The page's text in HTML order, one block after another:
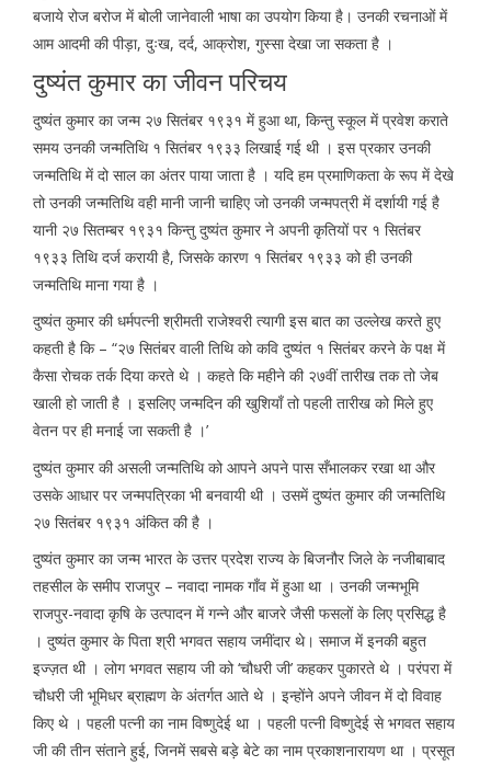
बजाये रोज बरोज में बोली जानेवाली भाषा का उपयोग किया है। उनकी रचनाओं में
आम आदमी की पीड़ा, दुःख, दर्द, आक्रोश, गुस्सा देखा जा सकता है ।
दुष्यंत कुमार का जीवन परिचय
दुष्यंत कुमार का जन्म २७ सितंबर १९३१ में हुआ था, किन्तु स्कूल में प्रवेश कराते
समय उनकी जन्मतिथि १ सितंबर १९३३ लिखाई गई थी । इस प्रकार उनकी
जन्मतिथि में दो साल का अंतर पाया जाता है । यदि हम प्रमाणिकता के रूप में देखे
तो उनकी जन्मतिथि वही मानी जानी चाहिए जो उनकी जन्मपत्री में दर्शायी गई है
यानी २७ सितम्बर १९३१ किन्तु दुष्यंत कुमार ने अपनी कृतियों पर १ सितंबर
१९३३ तिथि दर्ज करायी है, जिसके कारण १ सितंबर १९३३ को ही उनकी
जन्मतिथि माना गया है ।
दुष्यंत कुमार की धर्मपत्नी श्रीमती राजेश्वरी त्यागी इस बात का उल्लेख करते हुए
कहती है कि – “२७ सितंबर वाली तिथि को कवि दुष्यंत १ सितंबर करने के पक्ष में
कैसा रोचक तर्क दिया करते थे । कहते कि महीने की २७वीं तारीख तक तो जेब
खाली हो जाती है । इसलिए जन्मदिन की खुशियाँ तो पहली तारीख को मिले हुए
वेतन पर ही मनाई जा सकती है ।’
दुष्यंत कुमार की असली जन्मतिथि को आपने अपने पास सँभालकर रखा था और
उसके आधार पर जन्मपत्रिका भी बनवायी थी । उसमें दुष्यंत कुमार की जन्मतिथि
२७ सितंबर १९३१ अंकित की है ।
दुष्यंत कुमार का जन्म भारत के उत्तर प्रदेश राज्य के बिजनौर जिले के नजीबाबाद
तहसील के समीप राजपुर – नवादा नामक गाँव में हुआ था । उनकी जन्मभूमि
राजपुर-नवादा कृषि के उत्पादन में गन्ने और बाजरे जैसी फसलों के लिए प्रसिद्ध है
। दुष्यंत कुमार के पिता श्री भगवत सहाय जमींदार थे। समाज में इनकी बहुत
इज्ज़त थी । लोग भगवत सहाय जी को ‘चौधरी जी’ कहकर पुकारते थे । परंपरा में
चौधरी जी भूमिधर ब्राह्मण के अंतर्गत आते थे । इन्होंने अपने जीवन में दो विवाह
किए थे । पहली पत्नी का नाम विष्णुदेई था । पहली पत्नी विष्णुदेई से भगवत सहाय
जी की तीन संताने हुई, जिनमें सबसे बड़े बेटे का नाम प्रकाशनारायण था । प्रसूत